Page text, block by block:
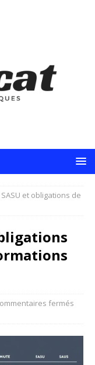
et obligations de
fermés